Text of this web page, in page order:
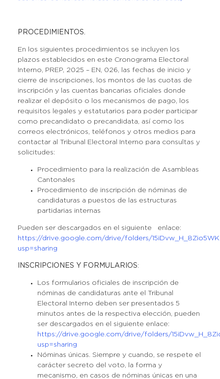
PROCEDIMIENTOS.
En los siguientes procedimientos se incluyen los
plazos establecidos en este Cronograma Electoral
Interno, PREP, 2025 – EN, 026, las fechas de inicio y
cierre de inscripciones, los montos de las cuotas de
inscripción y las cuentas bancarias oficiales donde
realizar el depósito o los mecanismos de pago, los
requisitos legales y estatutarios para poder participar
como precandidato o precandidata, así como los
correos electrónicos, teléfonos y otros medios para
contactar al Tribunal Electoral Interno para consultas y
solicitudes:
Procedimiento para la realización de Asambleas
Cantonales
Procedimiento de inscripción de nóminas de
candidaturas a puestos de las estructuras
partidarias internas
Pueden ser descargados en el siguiente enlace:
https://drive.google.com/drive/folders/
usp=sharing
INSCRIPCIONES Y FORMULARIOS:
Los formularios oficiales de inscripción de
nóminas de candidaturas ante el Tribunal
Electoral Interno deben ser presentados 5
minutos antes de la respectiva elección, pueden
ser descargados en el siguiente enlace:
https://drive.google.com/drive/folders/
usp=sharing
Nóminas únicas. Siempre y cuando, se respete el
carácter secreto del voto, la forma y
mecanismo, en casos de nóminas únicas en una